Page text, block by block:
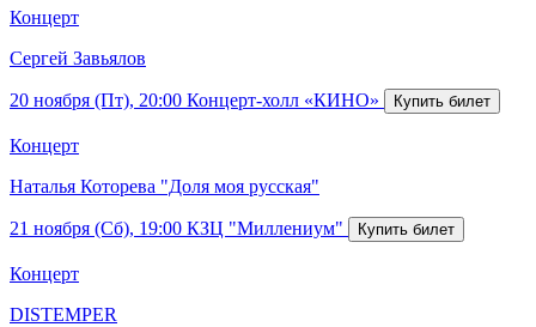
Концерт
Сергей Завьялов
20 ноября (Пт), 20:00 Концерт-холл «КИНО»
Концерт
Наталья Которева "Доля моя русская"
21 ноября (Сб), 19:00 КЗЦ "Миллениум"
Концерт
DISTEMPER